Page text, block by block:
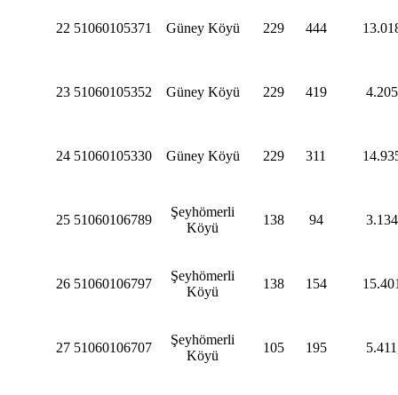
22 51060105371 Güney Köyü 229 444
23 51060105352 Güney Köyü 229 419
24 51060105330 Güney Köyü 229 311
25 51060106789
Şeyhömerli
Köyü
138 94
26 51060106797
Şeyhömerli
Köyü
138 154
27 51060106707
Şeyhömerli
Köyü
105 195